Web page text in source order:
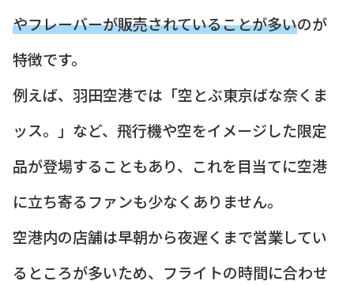
やフレーバーが販売されていることが多いのが
特徴です。
例えば、羽田空港では「空とぶ東京ばな奈くま
ッス。」など、飛行機や空をイメージした限定
品が登場することもあり、これを目当てに空港
に立ち寄るファンも少なくありません。
空港内の店舗は早朝から夜遅くまで営業してい
るところが多いため、フライトの時間に合わせ